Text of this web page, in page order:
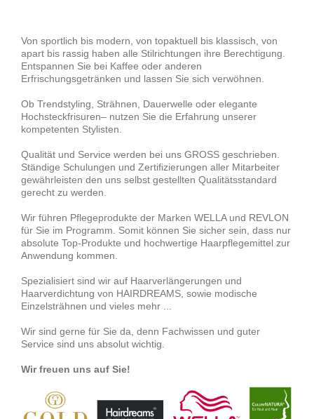
Von sportlich bis modern, von topaktuell bis klassisch, von
apart bis rassig haben alle Stilrichtungen ihre Berechtigung.
Entspannen Sie bei Kaffee oder anderen
Erfrischungsgetränken und lassen Sie sich verwöhnen.
Ob Trendstyling, Strähnen, Dauerwelle oder elegante
Hochsteckfrisuren– nutzen Sie die Erfahrung unserer
kompetenten Stylisten.
Qualität und Service werden bei uns GROSS geschrieben.
Ständige Schulungen und Zertifizierungen aller Mitarbeiter
gewährleisten den uns selbst gestellten Qualitätsstandard
gerecht zu werden.
Wir führen Pflegeprodukte der Marken WELLA und REVLON
für Sie im Programm. Somit können Sie sicher sein, dass nur
absolute Top-Produkte und hochwertige Haarpflegemittel zur
Anwendung kommen.
Spezialisiert sind wir auf Haarverlängerungen und
Haarverdichtung von HAIRDREAMS, sowie modische
Einzelsträhnen und vieles mehr ...
Wir sind gerne für Sie da, denn Fachwissen und guter
Service sind uns absolut wichtig.
Wir freuen uns auf Sie!